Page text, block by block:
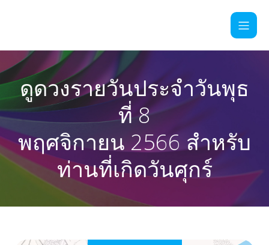
ดูดวงรายวันประจำวันพุธ
ที่ 8
พฤศจิกายน 2566 สำหรับ
ท่านที่เกิดวันศุกร์